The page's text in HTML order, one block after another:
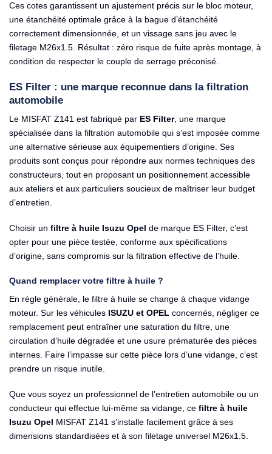
Ces cotes garantissent un ajustement précis sur le bloc moteur,
une étanchéité optimale grâce à la bague d’étanchéité
correctement dimensionnée, et un vissage sans jeu avec le
filetage M26x1.5. Résultat : zéro risque de fuite après montage, à
condition de respecter le couple de serrage préconisé.
ES Filter : une marque reconnue dans la filtration
automobile
Le MISFAT Z141 est fabriqué par ES Filter, une marque
spécialisée dans la filtration automobile qui s’est imposée comme
une alternative sérieuse aux équipementiers d’origine. Ses
produits sont conçus pour répondre aux normes techniques des
constructeurs, tout en proposant un positionnement accessible
aux ateliers et aux particuliers soucieux de maîtriser leur budget
d’entretien.
Choisir un filtre à huile Isuzu Opel de marque ES Filter, c’est
opter pour une pièce testée, conforme aux spécifications
d’origine, sans compromis sur la filtration effective de l’huile.
Quand remplacer votre filtre à huile ?
En règle générale, le filtre à huile se change à chaque vidange
moteur. Sur les véhicules ISUZU et OPEL concernés, négliger ce
remplacement peut entraîner une saturation du filtre, une
circulation d’huile dégradée et une usure prématurée des pièces
internes. Faire l’impasse sur cette pièce lors d’une vidange, c’est
prendre un risque inutile.
Que vous soyez un professionnel de l’entretien automobile ou un
conducteur qui effectue lui-même sa vidange, ce filtre à huile
Isuzu Opel MISFAT Z141 s’installe facilement grâce à ses
dimensions standardisées et à son filetage universel M26x1.5.